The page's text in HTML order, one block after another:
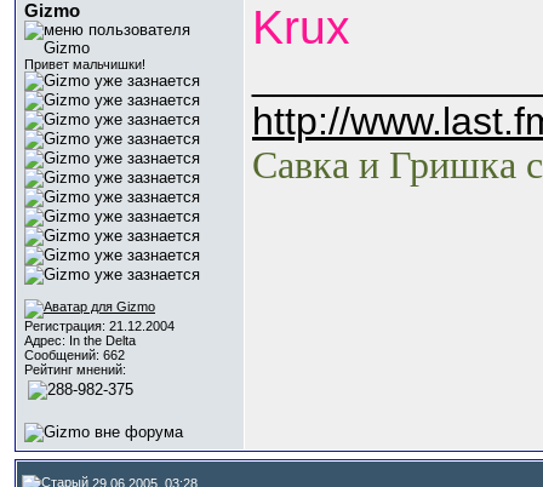
Gizmo
Привет мальчишки!
Регистрация: 21.12.2004
Адрес: In the Delta
Сообщений: 662
Рейтинг мнений:
Krux
http://
Савка и Гришка
29.06.2005, 03:28